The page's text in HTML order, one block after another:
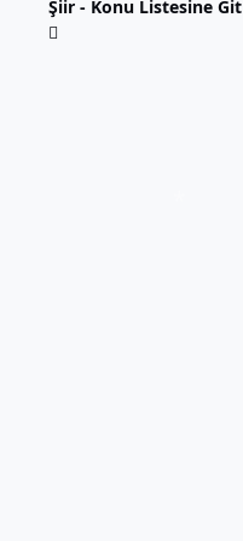
Şiir - Konu Listesine Git